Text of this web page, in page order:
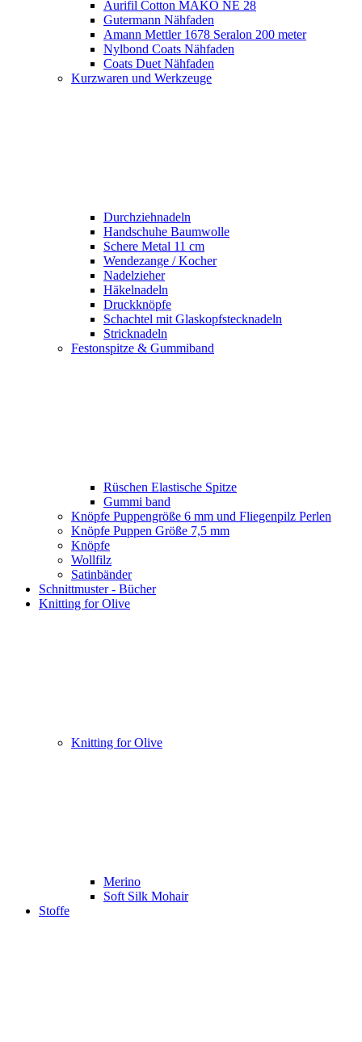
Aurifil Cotton MAKO NE 28
Gutermann Nähfaden
Amann Mettler 1678 Seralon 200 meter
Nylbond Coats Nähfaden
Coats Duet Nähfaden
Kurzwaren und Werkzeuge
Durchziehnadeln
Handschuhe Baumwolle
Schere Metal 11 cm
Wendezange / Kocher
Nadelzieher
Häkelnadeln
Druckknöpfe
Schachtel mit Glaskopfstecknadeln
Stricknadeln
Festonspitze & Gummiband
Rüschen Elastische Spitze
Gummi band
Knöpfe Puppengröße 6 mm und Fliegenpilz Perlen
Knöpfe Puppen Größe 7,5 mm
Knöpfe
Wollfilz
Satinbänder
Schnittmuster - Bücher
Knitting for Olive
Knitting for Olive
Merino
Soft Silk Mohair
Stoffe